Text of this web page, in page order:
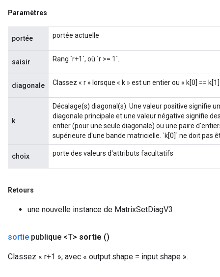
Paramètres
portée portée actuelle
saisir Rang `r+1`, où `r >= 1`.
diagonale Classez « r » lorsque « k » est un entier ou « k[0] ==
k
Décalage(s) diagonal(s). Une valeur positive signifie
diagonale principale et une valeur négative signifie
entier (pour une seule diagonale) ou une paire
supérieure d'une bande matricielle. `k[0]` ne doit pas
choix porte des valeurs d'attributs facultatifs
Retours
une nouvelle instance de MatrixSetDiagV3
sortie publique <T> sortie ()
Classez « r+1 », avec « output.shape = input.shape ».